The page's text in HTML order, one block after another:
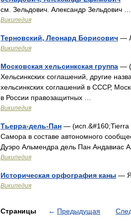
см. Зельдович. Александр Зельдович …
Википедия
Терновский, Леонард Борисович —
Википедия
Московская хельсинкская группа —
Хельсинкских соглашений, другие
хельсинкских соглашений в СССР,
в России правозащитных …
Википедия
Тьерра-дель-Пан — (исп.&#160;Tierra
Самора в составе автономного
Дуэро Альмендра дель Пан Андавиас
Википедия
Историческая орфография каны —
Википедия
Страницы ← Предыдущая